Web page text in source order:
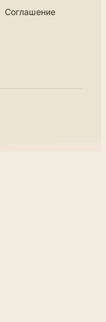
Соглашение